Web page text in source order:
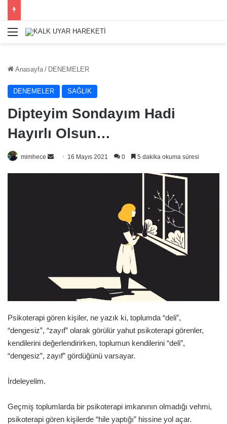
Menü
Anasayfa / DENEMELER
DENEMELER SAĞLIK
Dipteyim Sondayım Hadi
Hayırlı Olsun…
mimhece
Bir
16 Mayıs 2021 0 5 dakika okuma süresi
Psikoterapi gören kişiler, ne yazık ki, toplumda “deli”,
“dengesiz”, “zayıf” olarak görülür yahut psikoterapi görenler,
kendilerini değerlendirirken, toplumun kendilerini “deli”,
“dengesiz”, zayıf” gördüğünü varsayar.
İrdeleyelim.
Geçmiş toplumlarda bir psikoterapi imkanının olmadığı vehmi,
psikoterapi gören kişilerde “hile yaptığı” hissine yol açar.